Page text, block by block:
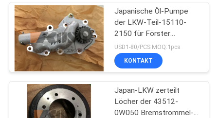
Japanische Öl-Pumpe
der LKW-Teil-15110-
2150 für Förster
J08C/J08E HINO 500
USD1-80/PCS MOQ:1pcs
KONTAKT
Japan-LKW zerteilt
Löcher der 43512-
0W050 Bremstrommel-